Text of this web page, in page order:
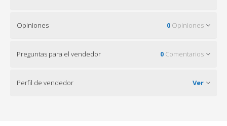
Opiniones 0 Opiniones
Preguntas para el vendedor 0 Comentarios
Perfil de vendedor Ver